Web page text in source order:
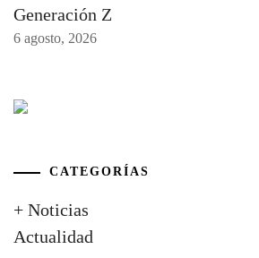
Generación Z
6 agosto, 2026
CATEGORÍAS
+ Noticias
Actualidad